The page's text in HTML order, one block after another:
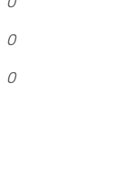
0
0